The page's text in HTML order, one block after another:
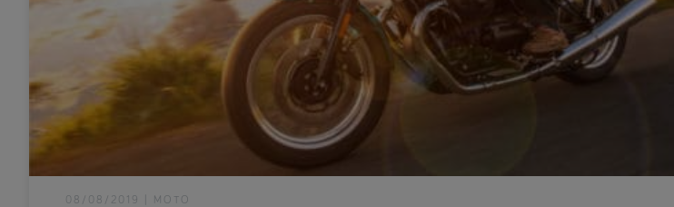
08/08/2019 MOTO